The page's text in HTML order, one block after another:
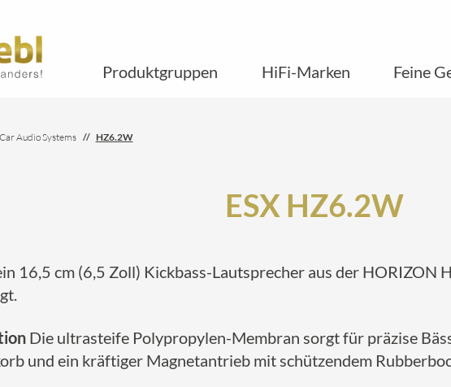
Produktgruppen HiFi-Marken Feine
Audio Systems HZ6.2W
ESX HZ6.2W
16,5 cm (6,5 Zoll) Kickbass-Lautsprecher aus der HORIZON
Die ultrasteife Polypropylen-Membran sorgt für präzise
und ein kräftiger Magnetantrieb mit schützendem